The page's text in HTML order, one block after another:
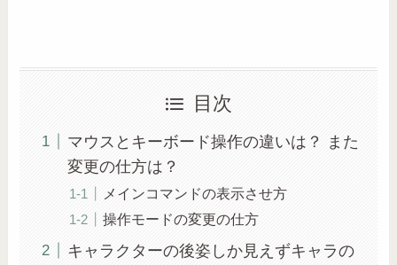
目次
マウスとキーボード操作の違いは？ また
変更の仕方は？
メインコマンドの表示させ方
操作モードの変更の仕方
キャラクターの後姿しか見えずキャラの